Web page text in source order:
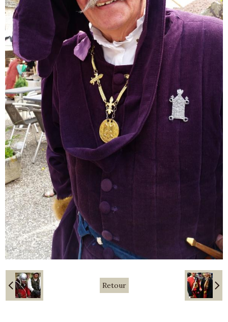
Retour